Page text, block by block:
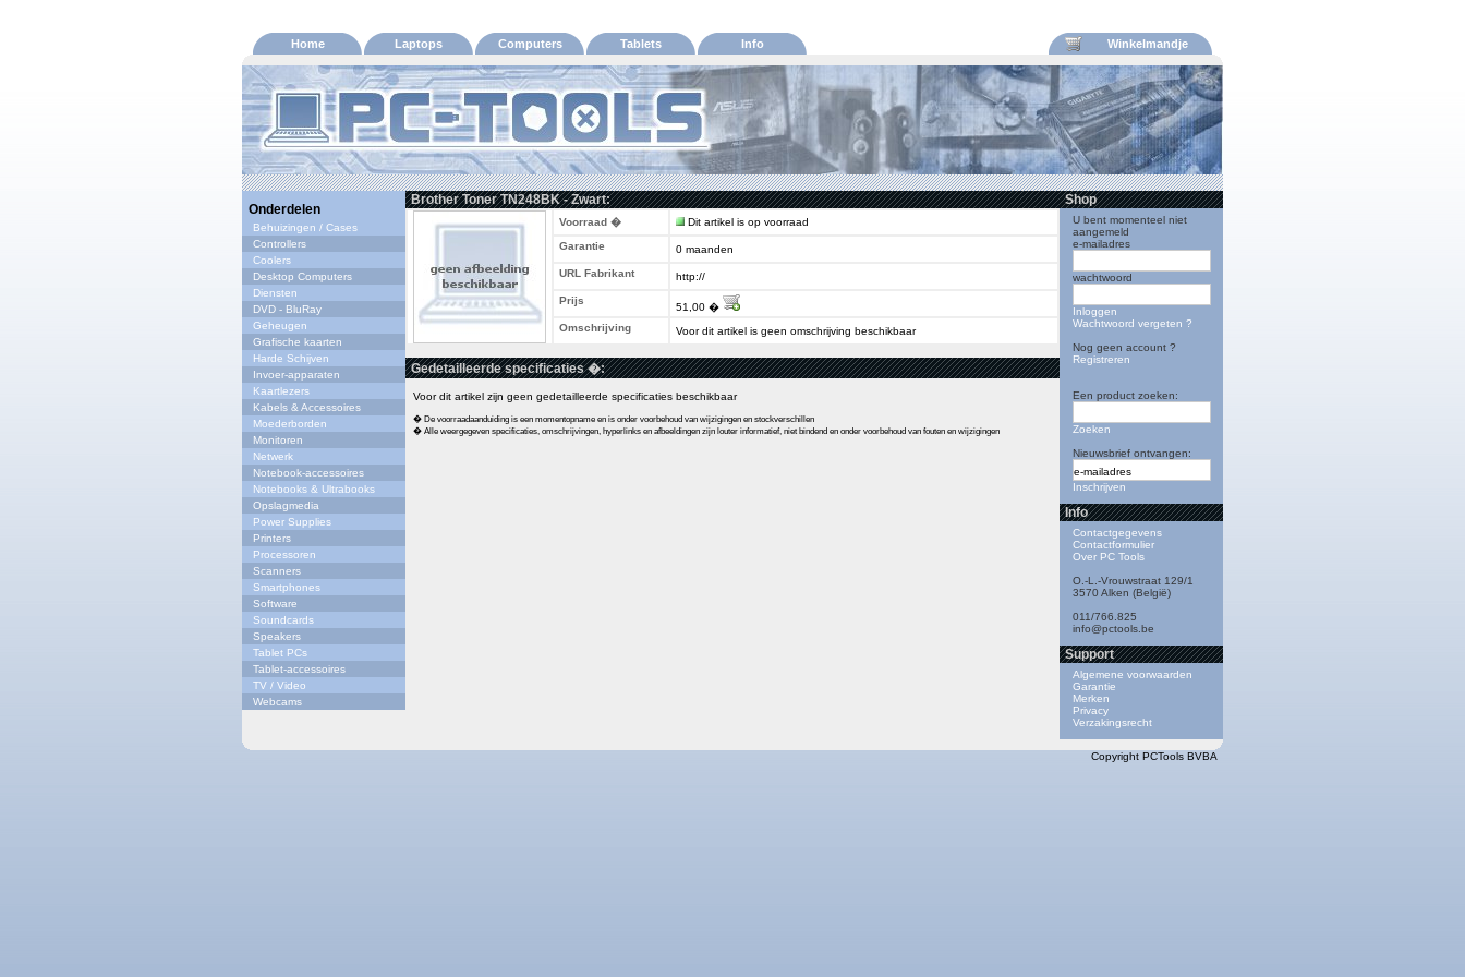
Home Laptops Computers Tablets Info Winkelmandje
Onderdelen
Behuizingen / Cases
Controllers
Coolers
Desktop Computers
Diensten
DVD - BluRay
Geheugen
Grafische kaarten
Harde Schijven
Invoer-apparaten
Kaartlezers
Kabels & Accessoires
Moederborden
Monitoren
Netwerk
Notebook-accessoires
Notebooks & Ultrabooks
Opslagmedia
Power Supplies
Printers
Processoren
Scanners
Smartphones
Software
Soundcards
Speakers
Tablet PCs
Tablet-accessoires
TV / Video
Webcams
Brother Toner TN248BK - Zwart:
Voorraad �
Dit artikel is op voorraad
Garantie
0 maanden
URL Fabrikant
http://
Prijs
51,00 �
Omschrijving
Voor dit artikel is geen omschrijving beschikbaar
Gedetailleerde specificaties �:
Voor dit artikel zijn geen gedetailleerde specificaties beschikbaar
� De voorraadaanduiding is een momentopname en is onder voorbehoud van wijzigingen en stockverschillen
� Alle weergegeven specificaties, omschrijvingen, hyperlinks en afbeeldingen zijn louter informatief, niet bindend en onder voorbehoud van fouten en wijzigingen
Shop
U bent momenteel niet
aangemeld
e-mailadres
wachtwoord
Inloggen
Wachtwoord vergeten ?
Nog geen account ?
Registreren
Een product zoeken:
Zoeken
Nieuwsbrief ontvangen:
Inschrijven
Info
Contactgegevens
Contactformulier
Over PC Tools
O.-L.-Vrouwstraat 129/1
3570 Alken (België)
011/766.825
info@pctools.be
Support
Algemene voorwaarden
Garantie
Merken
Privacy
Verzakingsrecht
Copyright PCTools BVBA